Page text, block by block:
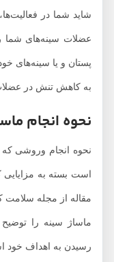
شاید شما در فعالیت‌ها،
عضلات سینه‌های شما را
پستان و یا سینه‌های خود
به کاهش تنش در عضلات
نحوه انجام
نحوه انجام وروشی که
است بسته به مزایایی که
ماساژ سینه را توضیح
رسیدن به اهداف خود